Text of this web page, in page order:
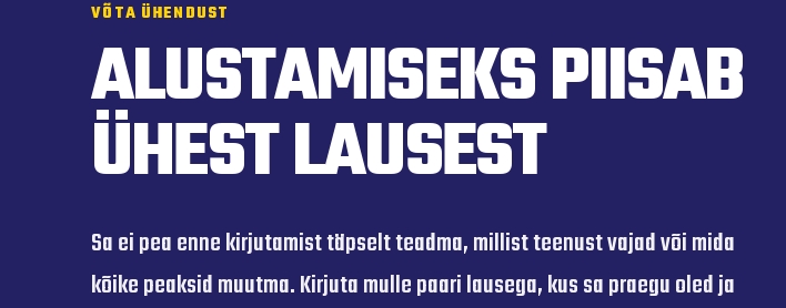
VÕTA ÜHENDUST
ALUSTAMISEKS PIISAB
ÜHEST LAUSEST
Sa ei pea enne kirjutamist täpselt teadma, millist teenust vajad või mida
kõike peaksid muutma. Kirjuta mulle paari lausega, kus sa praegu oled ja